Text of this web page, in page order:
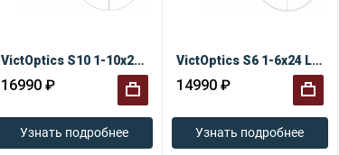
VictOptics S10 1-10x24 SFP
16990 ₽
Узнать подробнее
VictOptics S6 1-6x24 LPVO Coyote FDE
14990 ₽
Узнать подробнее